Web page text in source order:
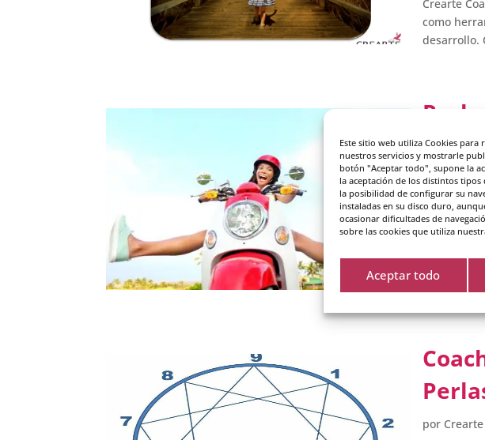
Este sitio web utiliza Cookies
nuestros servicios y mostrarle
botón "Aceptar todo", supone la
la aceptación de los distintos tipos
la posibilidad de configurar su
instaladas en su disco duro,
ocasionar dificultades de
sobre las cookies que utiliza
Aceptar todo
Crearte
como
desarrollo.
1 –
porCrearte
Aceptación
identificas
serán
pueden
por Crearte